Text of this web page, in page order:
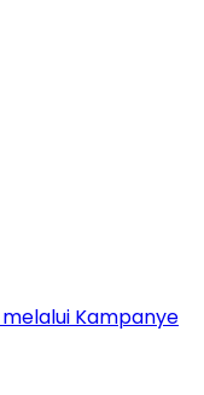
Kampanye